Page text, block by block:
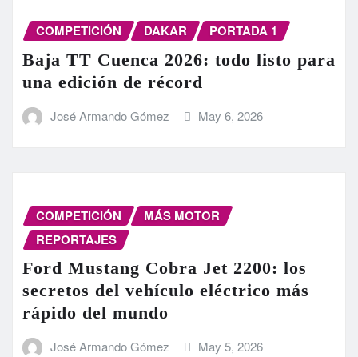
COMPETICIÓN DAKAR PORTADA 1
Baja TT Cuenca 2026: todo listo para
una edición de récord
José Armando Gómez May 6, 2026
COMPETICIÓN
MÁS MOTOR
REPORTAJES
Ford Mustang Cobra Jet 2200: los
secretos del vehículo eléctrico más
rápido del mundo
José Armando Gómez May 5, 2026